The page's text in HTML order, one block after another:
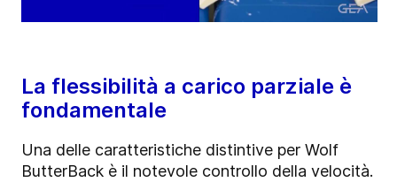
La flessibilità a carico parziale è
fondamentale
Una delle caratteristiche distintive per Wolf
ButterBack è il notevole controllo della velocità.